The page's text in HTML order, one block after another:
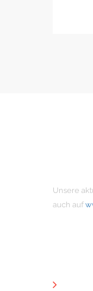
Unsere
auch auf